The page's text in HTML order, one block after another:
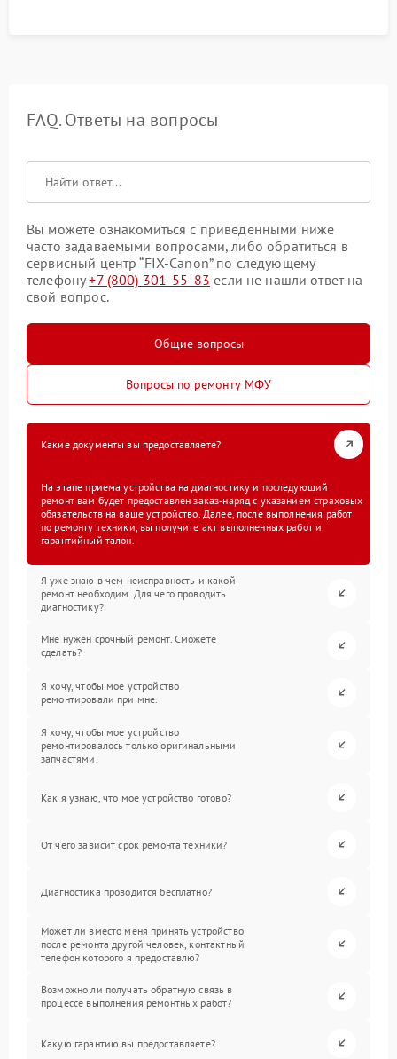
FAQ. Ответы на вопросы
Вы можете ознакомиться с приведенными ниже
часто задаваемыми вопросами, либо обратиться в
сервисный центр “FIX-Canon” по следующему
телефону+7 (800) 301-55-83 если не нашли ответ на
свой вопрос.
Общие вопросы
Вопросы по ремонту МФУ
Какие документы вы предоставляете?
На этапе приема устройства на диагностику и последующий
ремонт вам будет предоставлен заказ-наряд с указанием страховых
обязательств на ваше устройство. Далее, после выполнения работ
по ремонту техники, вы получите акт выполненных работ и
гарантийный талон.
Я уже знаю в чем неисправность и какой
ремонт необходим. Для чего проводить
диагностику?
Мне нужен срочный ремонт. Сможете
сделать?
Я хочу, чтобы мое устройство
ремонтировали при мне.
Я хочу, чтобы мое устройство
ремонтировалось только оригинальными
запчастями.
Как я узнаю, что мое устройство готово?
От чего зависит срок ремонта техники?
Диагностика проводится бесплатно?
Может ли вместо меня принять устройство
после ремонта другой человек, контактный
телефон которого я предоставлю?
Возможно ли получать обратную связь в
процессе выполнения ремонтных работ?
Какую гарантию вы предоставляете?